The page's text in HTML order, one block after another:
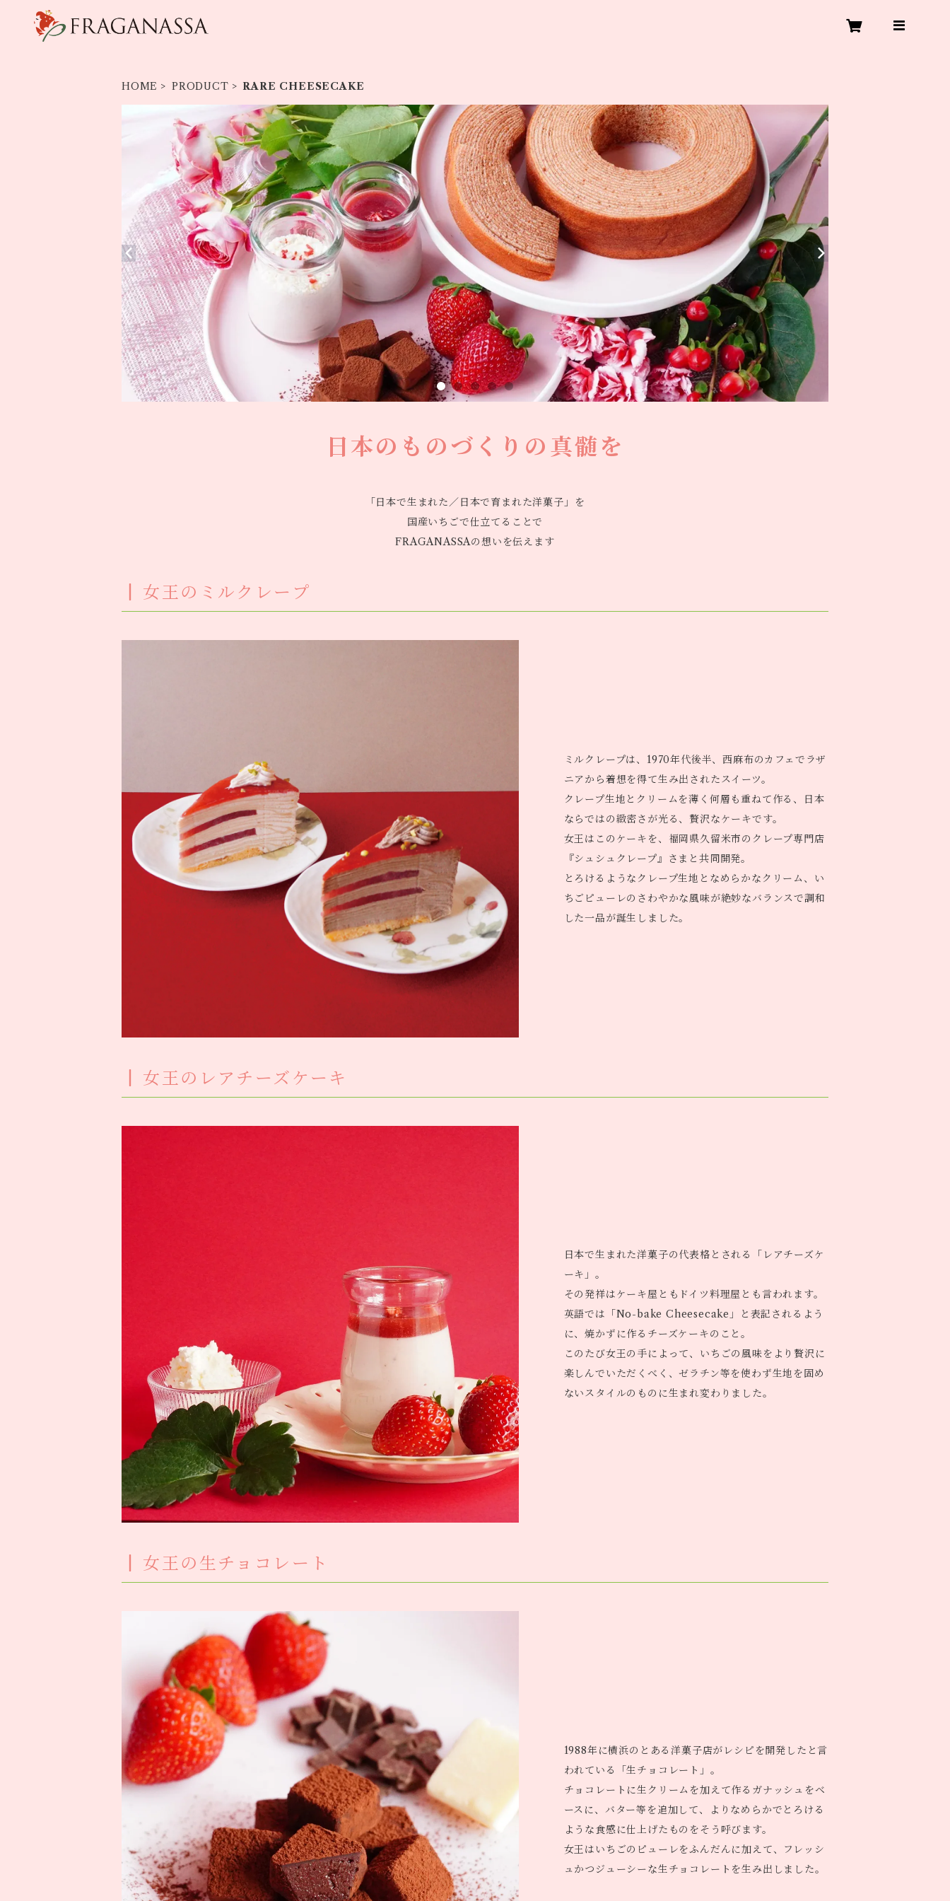
HOME PRODUCT RARE CHEESECAKE
日本のものづくりの真髄を
「日本で生まれた／日本で育まれた洋菓子」を
国産いちごで仕立てることで
FRAGANASSAの想いを伝えます
女王のミルクレープ
ミルクレープは、1970年代後半、西麻布のカフェでラザ
ニアから着想を得て生み出されたスイーツ。
クレープ生地とクリームを薄く何層も重ねて作る、日本
ならではの緻密さが光る、贅沢なケーキです。
女王はこのケーキを、福岡県久留米市のクレープ専門店
『シュシュクレープ』さまと共同開発。
とろけるようなクレープ生地となめらかなクリーム、い
ちごピューレのさわやかな風味が絶妙なバランスで調和
した一品が誕生しました。
女王のレアチーズケーキ
日本で生まれた洋菓子の代表格とされる「レアチーズケ
ーキ」。
その発祥はケーキ屋ともドイツ料理屋とも言われます。
英語では「No-bake Cheesecake」と表記されるよう
に、焼かずに作るチーズケーキのこと。
このたび女王の手によって、いちごの風味をより贅沢に
楽しんでいただくべく、ゼラチン等を使わず生地を固め
ないスタイルのものに生まれ変わりました。
女王の生チョコレート
1988年に横浜のとある洋菓子店がレシピを開発したと言
われている「生チョコレート」。
チョコレートに生クリームを加えて作るガナッシュをベ
ースに、バター等を追加して、よりなめらかでとろける
ような食感に仕上げたものをそう呼びます。
女王はいちごのピューレをふんだんに加えて、フレッシ
ュかつジューシーな生チョコレートを生み出しました。